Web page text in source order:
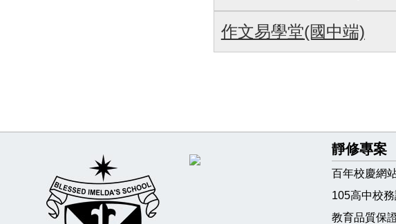
作文易學堂(國中端)
靜修專案
百年校慶網
105高中校
教育品質保